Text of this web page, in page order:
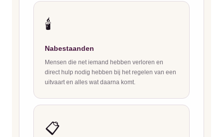
🕯️
Nabestaanden
Mensen die net iemand hebben verloren en
direct hulp nodig hebben bij het regelen van een
uitvaart en alles wat daarna komt.
📋